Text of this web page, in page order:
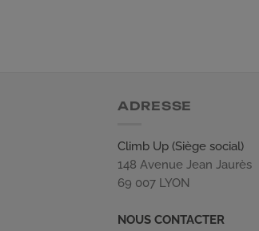
ADRESSE
Climb Up (Siège social)
148 Avenue Jean Jaurès
69 007 LYON
NOUS CONTACTER